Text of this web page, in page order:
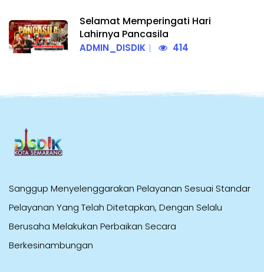
Selamat Memperingati Hari
Lahirnya Pancasila
ADMIN_DISDIK 414
Sanggup Menyelenggarakan Pelayanan Sesuai Standar
Pelayanan Yang Telah Ditetapkan, Dengan Selalu
Berusaha Melakukan Perbaikan Secara
Berkesinambungan